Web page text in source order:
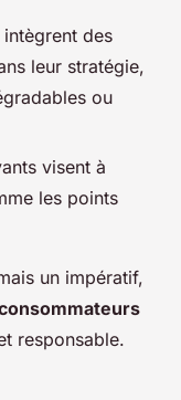
des
leur stratégie,
ou
visent à
les points
un impératif,
responsable.